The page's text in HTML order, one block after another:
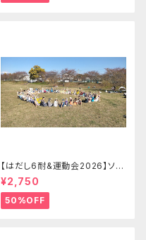
【はだし6耐&運動会2026】ソロ
でリレーの部（ランダムチーム）
はだし6耐＋運動会エントリー
【2026.09.26(土)】
¥2,750
50%OFF